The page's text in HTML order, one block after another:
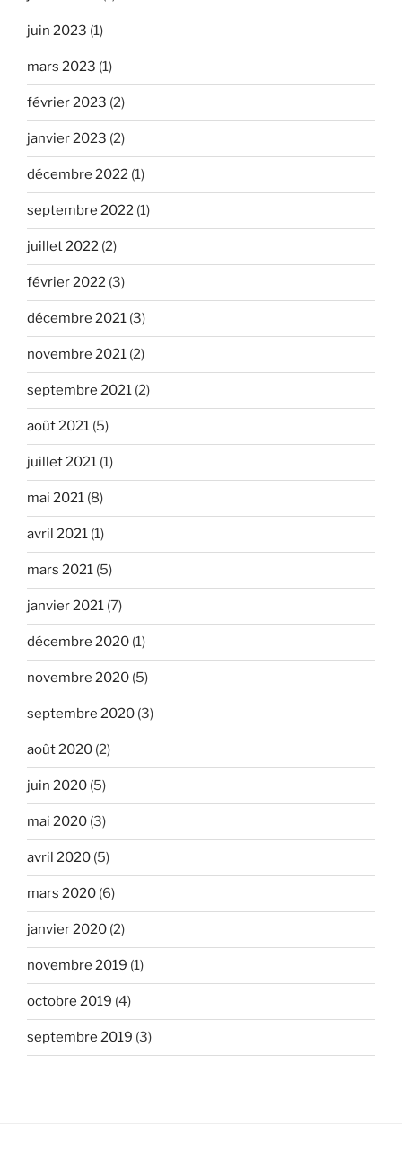
juin 2023 (1)
mars 2023 (1)
février 2023 (2)
janvier 2023 (2)
décembre 2022 (1)
septembre 2022 (1)
juillet 2022 (2)
février 2022 (3)
décembre 2021 (3)
novembre 2021 (2)
septembre 2021 (2)
août 2021 (5)
juillet 2021 (1)
mai 2021 (8)
avril 2021 (1)
mars 2021 (5)
janvier 2021 (7)
décembre 2020 (1)
novembre 2020 (5)
septembre 2020 (3)
août 2020 (2)
juin 2020 (5)
mai 2020 (3)
avril 2020 (5)
mars 2020 (6)
janvier 2020 (2)
novembre 2019 (1)
octobre 2019 (4)
septembre 2019 (3)